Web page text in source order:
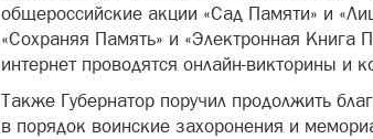
общероссийские акции «Сад Памяти» и
«Сохраняя Память» и «Электронная Книга
интернет проводятся онлайн-викторины и
Также Губернатор поручил продолжить
в порядок воинские захоронения и